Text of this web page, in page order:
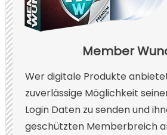
Member
Wer digitale Produkte
zuverlässige Möglichkeit
Login Daten zu senden und
geschützten Memberbreich